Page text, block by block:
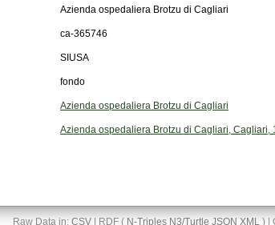
Azienda ospedaliera Brotzu di Cagliari
ca-365746
SIUSA
fondo
Azienda ospedaliera Brotzu di Cagliari
Azienda ospedaliera Brotzu di Cagliari, Cagliari,
Raw Data in: CSV| RDF ( N-Triples N3/Turtle JSON XML) |